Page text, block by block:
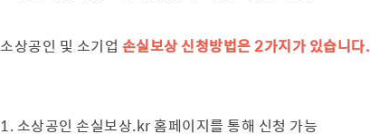
소상공인 및 소기업 손실보상 신청방법은 2가지가 있습니다.
1. 소상공인 손실보상.kr 홈페이지를 통해 신청 가능